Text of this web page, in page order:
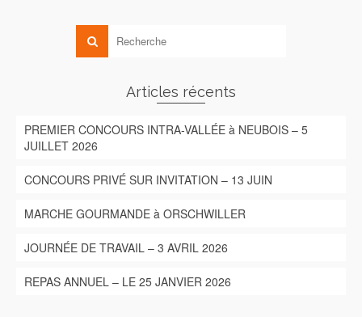
Articles récents
PREMIER CONCOURS INTRA-VALLÉE à NEUBOIS – 5
JUILLET 2026
CONCOURS PRIVÉ SUR INVITATION – 13 JUIN
MARCHE GOURMANDE à ORSCHWILLER
JOURNÉE DE TRAVAIL – 3 AVRIL 2026
REPAS ANNUEL – LE 25 JANVIER 2026